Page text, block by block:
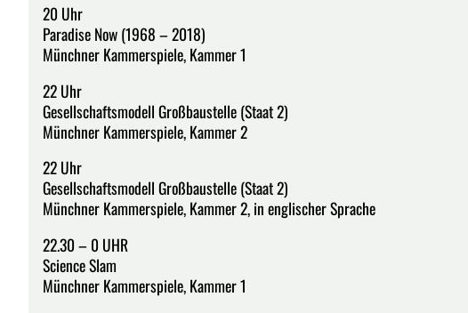
20 Uhr
Paradise Now (1968 – 2018)
Münchner Kammerspiele, Kammer 1
22 Uhr
Gesellschaftsmodell Großbaustelle (Staat 2)
Münchner Kammerspiele, Kammer 2
22 Uhr
Gesellschaftsmodell Großbaustelle (Staat 2)
Münchner Kammerspiele, Kammer 2, in englischer Sprache
22.30 – 0 UHR
Science Slam
Münchner Kammerspiele, Kammer 1